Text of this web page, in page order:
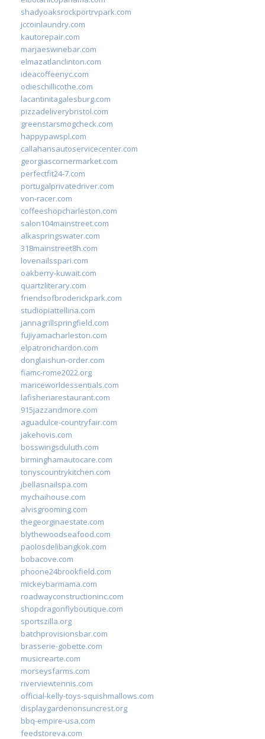
shadyoaksrockportrvpark.com
jccoinlaundry.com
kautorepair.com
marjaeswinebar.com
elmazatlanclinton.com
ideacoffeenyc.com
odieschillicothe.com
lacantinitagalesburg.com
pizzadeliverybristol.com
greenstarsmogcheck.com
happypawspl.com
callahansautoservicecenter.com
georgiascornermarket.com
perfectfit24-7.com
portugalprivatedriver.com
von-racer.com
coffeeshopcharleston.com
salon104mainstreet.com
alkaspringswater.com
318mainstreet8h.com
lovenailsspari.com
oakberry-kuwait.com
quartzliterary.com
friendsofbroderickpark.com
studiopiattellina.com
jannagrillspringfield.com
fujiyamacharleston.com
elpatronchardon.com
donglaishun-order.com
fiamc-rome2022.org
mariceworldessentials.com
lafisheriarestaurant.com
915jazzandmore.com
aguadulce-countryfair.com
jakehovis.com
bosswingsduluth.com
birminghamautocare.com
tonyscountrykitchen.com
jbellasnailspa.com
mychaihouse.com
alvisgrooming.com
thegeorginaestate.com
blythewoodseafood.com
paolosdelibangkok.com
bobacove.com
phoone24brookfield.com
mickeybarmama.com
roadwayconstructioninc.com
shopdragonflyboutique.com
sportszilla.org
batchprovisionsbar.com
brasserie-gobette.com
musicrearte.com
morseysfarms.com
riverviewtennis.com
official-kelly-toys-squishmallows.com
displaygardenonsuncrest.org
bbq-empire-usa.com
feedstoreva.com